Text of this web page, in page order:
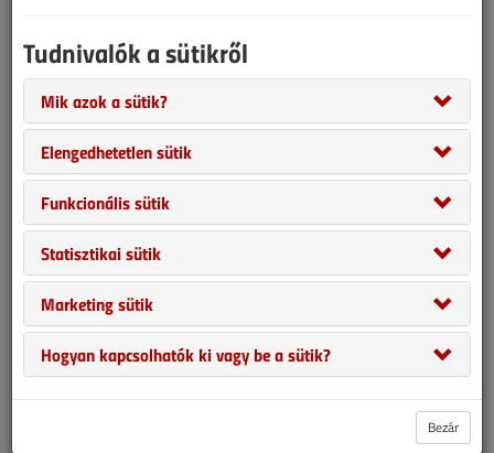
Lassan közeledik a július 1-jei céldátum, a hajrában ez alkalommal
a szegedi épületgépész szaküzleteket kerestük fel. Úgy látszik,
már mindenki pontosan tisztában van azzal, hogy mit is jelent az
ErP, és ami ennél is fontosabb, a laikusoknak, az utcáról az üzletbe
betévedő vásárlójelölteknek is érthetően el tudja magyarázni.
Nem könnyű hát rangsort felállítanunk, de hajszálnyi különbségek
azért adódtak.
Tudnivalók a sütikről
Mik azok a sütik?
Elengedhetetlen sütik
Funkcionális sütik
Statisztikai sütik
Marketing sütik
Hogyan kapcsolhatók ki vagy be a sütik?
Bezár